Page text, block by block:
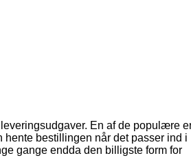
En af de populære
bestillingen når det passer ind i
gange endda den billigste form for